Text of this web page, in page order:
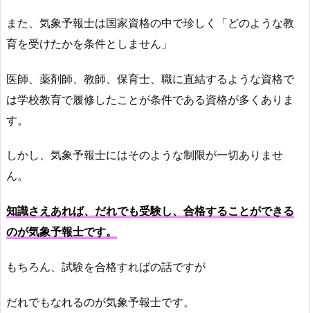
また、気象予報士は国家資格の中で珍しく「どのような教
育を受けたかを条件としません」
医師、薬剤師、教師、保育士、職に直結するような資格で
は学校教育で履修したことが条件である資格が多くありま
す。
しかし、気象予報士にはそのような制限が一切ありませ
ん。
知識さえあれば、だれでも受験し、合格することができる
のが気象予報士です。
もちろん、試験を合格すればの話ですが
だれでもなれるのが気象予報士です。